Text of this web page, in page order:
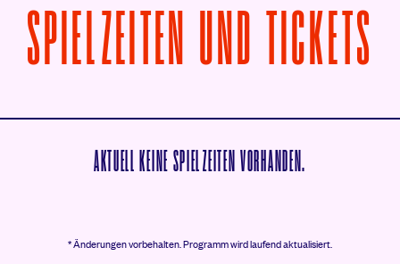
SPIELZEITEN UND TICKETS
AKTUELL KEINE SPIELZEITEN VORHANDEN.
* Änderungen vorbehalten.Programm wird laufend aktualisiert.